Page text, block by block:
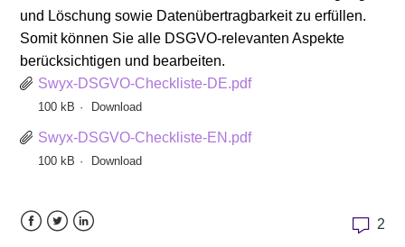
und Löschung sowie Datenübertragbarkeit zu erfüllen.
Somit können Sie alle DSGVO-relevanten Aspekte
berücksichtigen und bearbeiten.
Swyx-DSGVO-Checkliste-DE.pdf
100 kB Download
Swyx-DSGVO-Checkliste-EN.pdf
100 kB Download
2